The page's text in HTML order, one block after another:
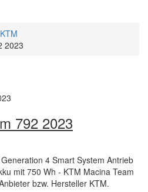
KTM
2023
792 2023
4 Smart System Antrieb
mit 750 Wh - KTM Macina Team
bzw. Hersteller KTM.